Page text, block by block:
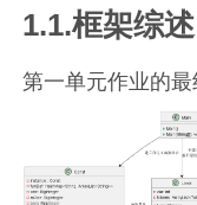
1.1.框架综述
第一单元作业的最